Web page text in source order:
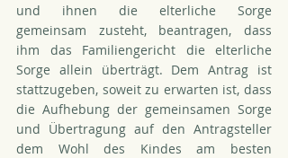
und ihnen die elterliche Sorge
gemeinsam zusteht, beantragen, dass
ihm das Familiengericht die elterliche
Sorge allein überträgt. Dem Antrag ist
stattzugeben, soweit zu erwarten ist, dass
die Aufhebung der gemeinsamen Sorge
und Übertragung auf den Antragsteller
dem Wohl des Kindes am besten